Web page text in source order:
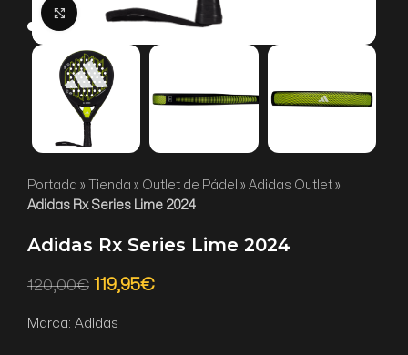
Click to enlarge
Portada » Tienda » Outlet de Pádel » Adidas Outlet »
Adidas Rx Series Lime 2024
Adidas Rx Series Lime 2024
120,00€ 119,95€
Marca: Adidas